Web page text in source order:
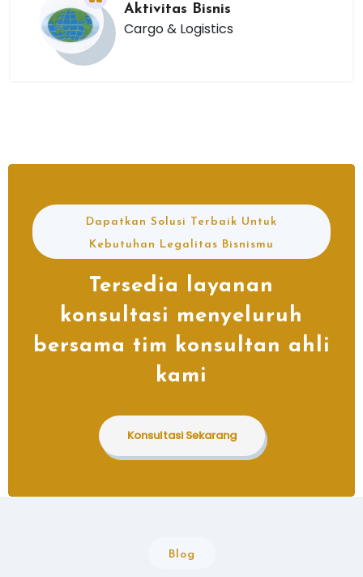
Aktivitas Bisnis
Cargo & Logistics
Dapatkan Solusi Terbaik Untuk
Kebutuhan Legalitas Bisnismu
Tersedia layanan
konsultasi menyeluruh
bersama tim konsultan ahli
kami
Konsultasi Sekarang
Blog